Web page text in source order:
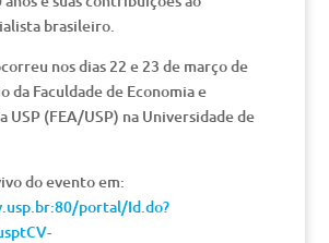
brasileiro.
nos dias 22 e 23 de março de
da Faculdade de Economia e
USP (FEA/USP) na Universidade de
do evento em:
portal/Id.do?